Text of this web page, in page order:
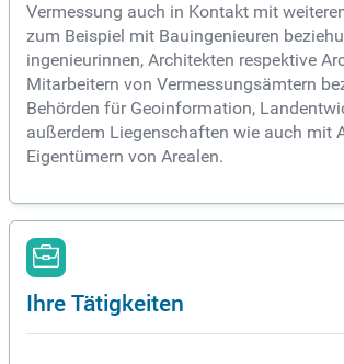
Vermessung auch in Kontakt mit
zum Beispiel mit Bauingenieuren
ingenieurinnen, Architekten respektive
Mitarbeitern von Vermessungsämtern
Behörden für Geoinformation,
außerdem Liegenschaften wie auch mit
Eigentümern von Arealen.
Ihre Tätigkeiten